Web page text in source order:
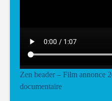
Zen beader – Film annonce
documentaire